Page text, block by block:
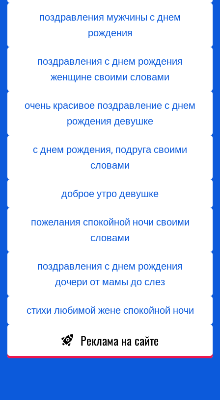
поздравления мужчины с днем
рождения
поздравления с днем рождения
женщине своими словами
очень красивое поздравление с днем
рождения девушке
с днем рождения, подруга своими
словами
доброе утро девушке
пожелания спокойной ночи своими
словами
поздравления с днем ​​рождения
дочери от мамы до слез
стихи любимой жене спокойной ночи
Реклама на сайте